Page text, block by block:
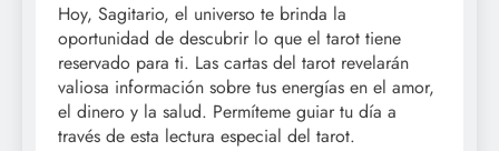
Hoy, Sagitario, el universo te brinda la
oportunidad de descubrir lo que el tarot tiene
reservado para ti. Las cartas del tarot revelarán
valiosa información sobre tus energías en el amor,
el dinero y la salud. Permíteme guiar tu día a
través de esta lectura especial del tarot.